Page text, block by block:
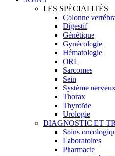
LES SPÉCIALITÉS
Colonne
Digestif
Génétique
Gynécologie
Hématologie
ORL
Sarcomes
Sein
Système nerveux
Thorax
Thyroïde
Urologie
DIAGNOSTIC ET
Soins
Laboratoires
Pharmacie